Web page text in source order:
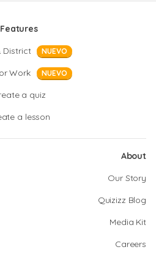
Features
District
NUEVO
Work NUEVO
a quiz
a lesson
About
Our Story
Quizizz Blog
Media Kit
Careers